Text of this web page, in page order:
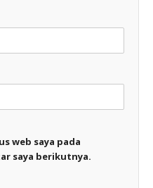
web saya pada
saya berikutnya.